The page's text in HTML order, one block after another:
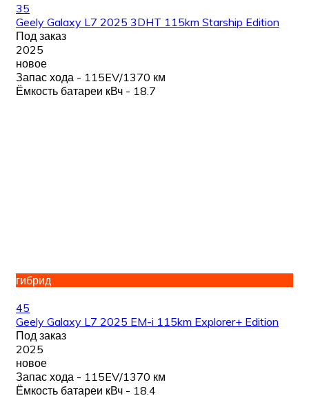
35
Geely Galaxy L7 2025 3DHT 115km Starship Edition
Под заказ
2025
новое
Запас хода - 115EV/1370 км
Ёмкость батареи кВч - 18.7
гибрид
45
Geely Galaxy L7 2025 EM-i 115km Explorer+ Edition
Под заказ
2025
новое
Запас хода - 115EV/1370 км
Ёмкость батареи кВч - 18.4